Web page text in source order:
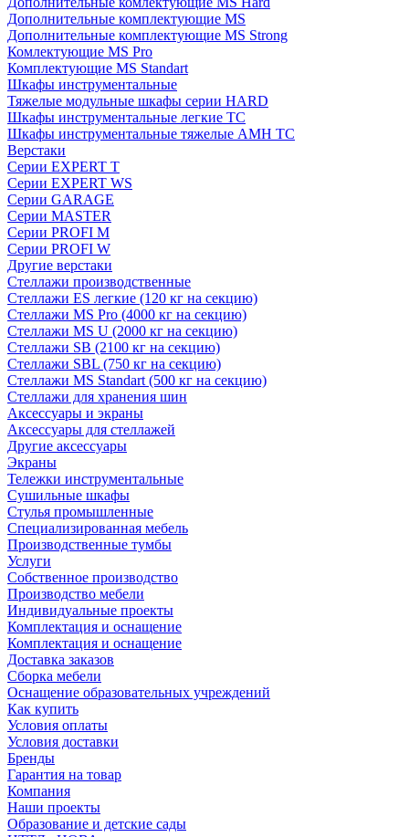
Дополнительные комплектующие MS
Дополнительные комплектующие MS Strong
Комлектующие MS Pro
Комплектующие MS Standart
Шкафы инструментальные
Тяжелые модульные шкафы серии HARD
Шкафы инструментальные легкие ТС
Шкафы инструментальные тяжелые AMH TC
Верстаки
Серии EXPERT T
Серии EXPERT WS
Серии GARAGE
Серии MASTER
Серии PROFI M
Серии PROFI W
Другие верстаки
Стеллажи производственные
Стеллажи ES легкие (120 кг на секцию)
Стеллажи MS Pro (4000 кг на секцию)
Стеллажи MS U (2000 кг на секцию)
Стеллажи SB (2100 кг на секцию)
Стеллажи SBL (750 кг на секцию)
Стеллажи MS Standart (500 кг на секцию)
Стеллажи для хранения шин
Аксессуары и экраны
Аксессуары для стеллажей
Другие аксессуары
Экраны
Тележки инструментальные
Сушильные шкафы
Стулья промышленные
Специализированная мебель
Производственные тумбы
Услуги
Собственное производство
Производство мебели
Индивидуальные проекты
Комплектация и оснащение
Комплектация и оснащение
Доставка заказов
Сборка мебели
Оснащение образовательных учреждений
Как купить
Условия оплаты
Условия доставки
Бренды
Гарантия на товар
Компания
Наши проекты
Образование и детские сады